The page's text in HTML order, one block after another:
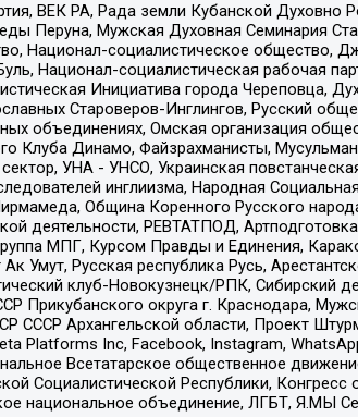
ВЕК РА, Рада земли Кубанской
Перуна, Мужская Духовная Семинария
Национал-социалистическое общество,
Национал-социалистическая рабочая
Инициатива города Череповца,
Староверов-Инглингов, Русский
объединениях, Омская организация
Клуба Динамо, Файзрахманисты,
УНА - УНСО, Украинская
инглиизма, Народная
Община Коренного Русского
деятельности, РЕВТАТПОД,
МПГ, Курсом Правды и Единения,
Умут, Русская республика Русь,
клуб-Новокузнецк/РПК,
Прикубанского округа г. Краснодара,
СССР Архангельской области, Проект
Platforms Inc, Facebook, Instagram,
Всетатарское общественное
Социалистической Республики,
национальное объединение, ЛГБТ, Я.МЫ